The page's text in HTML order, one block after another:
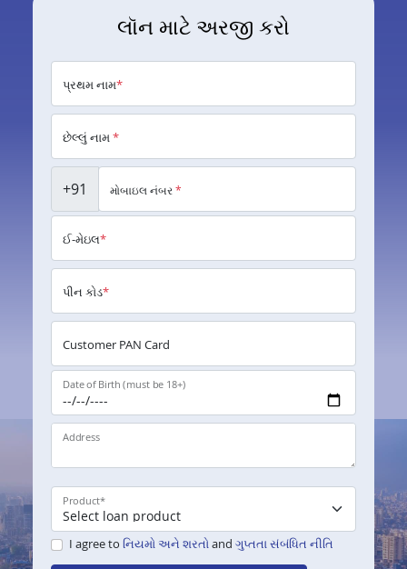
લૉન માટે અરજી કરો
પ્રથમ નામ*
છેલ્લું નામ*
+91 મોબાઇલ નંબર*
ઈ-મેઇલ*
પીન કોડ*
Customer PAN Card
Date of Birth (must be 18+)
Address
Product*
I agree to નિયમો અને શરતોand ગુપ્તતા સંબંધિત નીતિ